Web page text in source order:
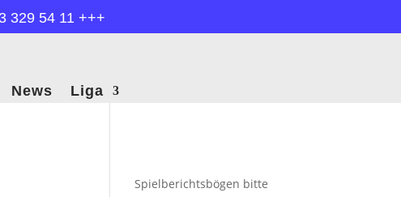
329 54 11 +++
News Liga
Spielberichtsbögen bitte